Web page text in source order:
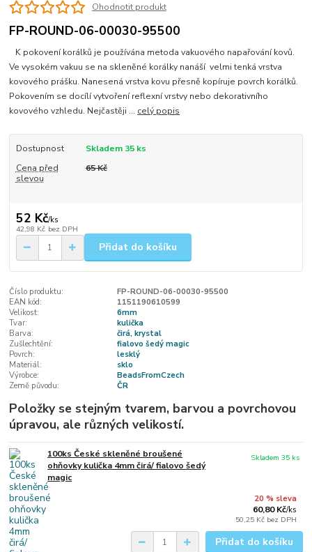
Ohodnotit produkt
FP-ROUND-06-00030-95500
K pokovení korálků je používána metoda vakuového napařování kovů.
Ve vysokém vakuu se na skleněné korálky nanáší velmi tenká vrstva
kovového prášku. Nanesená vrstva kovu přesně kopíruje povrch korálků.
Pokovením se docílí vytvoření reflexní vrstvy nebo dekorativního
kovového vzhledu. Nejčastěji ... celý popis
Dostupnost
Skladem 35 ks
Cena před
slevou
65 Kč
52 Kč/ks
42,98 Kč bez DPH
Přidat do košíku
Číslo produktu:
FP-ROUND-06-00030-95500
EAN kód:
1151190610599
Velikost:
6mm
Tvar:
kulička
Barva:
čirá, krystal
Zušlechtění:
fialovo šedý magic
Povrch:
lesklý
Materiál:
sklo
Výrobce:
BeadsFromCzech
Země původu:
ČR
Položky se stejným tvarem, barvou a povrchovou
úpravou, ale různých velikostí.
100ks České skleněné broušené
ohňovky kulička 4mm čirá/ fialovo šedý
magic
20 % sleva
60,80 Kč/ks
50,25 Kč bez DPH
Skladem 35 ks
Přidat do košíku